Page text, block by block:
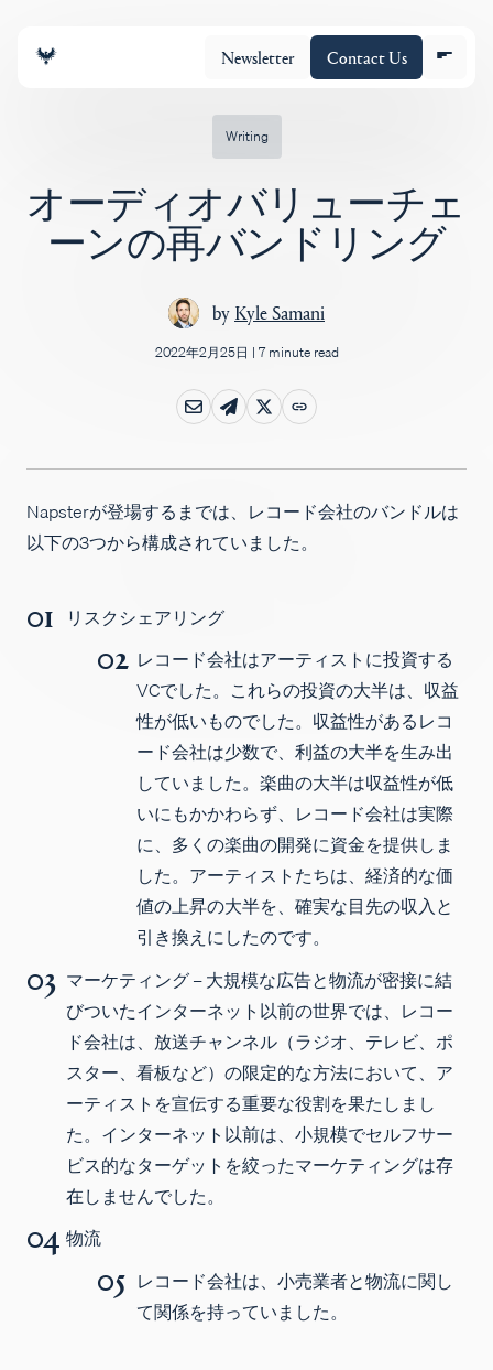
Newsletter Contact Us
チーム
ポートフォリオ
Policy
求人
Writing
オーディオバリューチェ
ーンの再バンドリング
by Kyle Samani
2022年2月25日 | 7 minute read
Napsterが登場するまでは、レコード会社のバンドルは
以下の3つから構成されていました。
リスクシェアリング
レコード会社はアーティストに投資する
VCでした。これらの投資の大半は、収益
性が低いものでした。収益性があるレコ
ード会社は少数で、利益の大半を生み出
していました。楽曲の大半は収益性が低
いにもかかわらず、レコード会社は実際
に、多くの楽曲の開発に資金を提供しま
した。アーティストたちは、経済的な価
値の上昇の大半を、確実な目先の収入と
引き換えにしたのです。
マーケティング– 大規模な広告と物流が密接に結
びついたインターネット以前の世界では、レコー
ド会社は、放送チャンネル（ラジオ、テレビ、ポ
スター、看板など）の限定的な方法において、ア
ーティストを宣伝する重要な役割を果たしまし
た。インターネット以前は、小規模でセルフサー
ビス的なターゲットを絞ったマーケティングは存
在しませんでした。
物流
レコード会社は、小売業者と物流に関し
て関係を持っていました。